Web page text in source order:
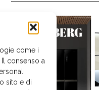
come i
consenso a
sito e di